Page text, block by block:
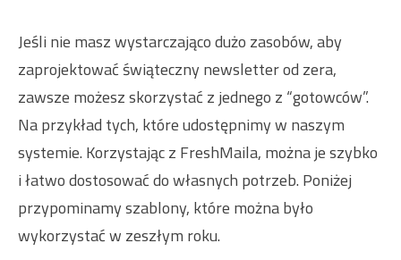
Jeśli nie masz wystarczająco dużo zasobów, aby
zaprojektować świąteczny newsletter od zera,
zawsze możesz skorzystać z jednego z “gotowców”.
Na przykład tych, które udostępnimy w naszym
systemie. Korzystając z FreshMaila, można je szybko
i łatwo dostosować do własnych potrzeb. Poniżej
przypominamy szablony, które można było
wykorzystać w zeszłym roku.